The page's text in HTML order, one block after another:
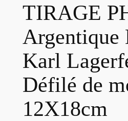
TIRAGE
Argentique
Karl
Défilé de
12X18cm